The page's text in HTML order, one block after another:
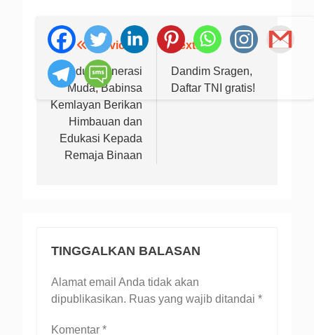
Navigasi
pos
Previous:
Peduli Generasi
Muda, Babinsa
Kemlayan Berikan
Himbauan dan
Edukasi Kepada
Remaja Binaan
Next:
Dandim Sragen,
Daftar TNI gratis!
TINGGALKAN BALASAN
Alamat email Anda tidak akan
dipublikasikan. Ruas yang wajib ditandai *
Komentar *